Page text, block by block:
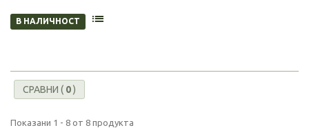
В НАЛИЧНОСТ
СРАВНИ ( 0)
Показани 1 - 8 от 8 продукта